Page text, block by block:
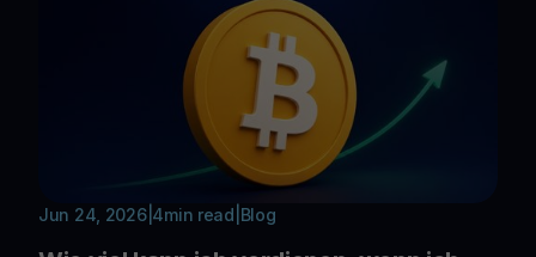
Jun 24, 2026| 4min read Blog